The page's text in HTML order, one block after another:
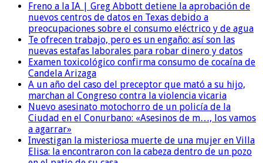
Freno a la IA | Greg Abbott detiene la aprobación de
nuevos centros de datos en Texas debido a
preocupaciones sobre el consumo eléctrico y de agua
Te ofrecen trabajo, pero es un engaño: así son las
nuevas estafas laborales para robar dinero y datos
Examen toxicológico confirma consumo de cocaína de
Candela Arizaga
A un año del caso del preceptor que mató a su hijo,
marchan al Congreso contra la violencia vicaria
Nuevo asesinato motochorro de un policía de la
Ciudad en el Conurbano: «Asesinos de m…, los vamos
a agarrar»
Investigan la misteriosa muerte de una mujer en Villa
Elisa: la encontraron con la cabeza dentro de un pozo